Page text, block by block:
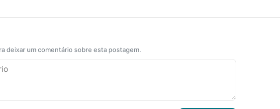
deixar um comentário sobre esta postagem.